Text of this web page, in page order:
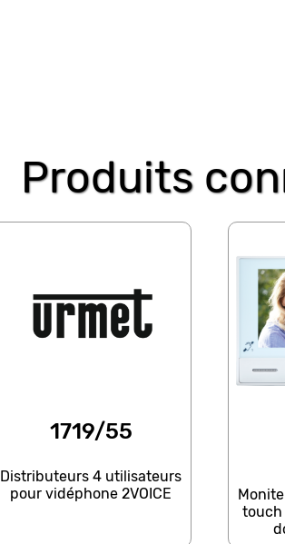
Produits
1719/55
Distributeurs 4 utilisateurs
pour vidéphone 2VOICE
touch